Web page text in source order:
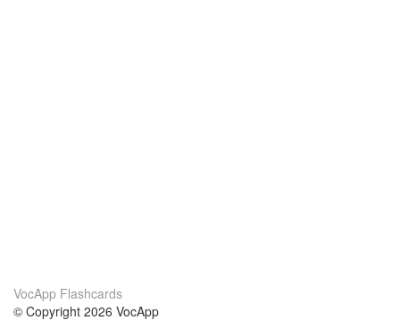
VocApp Flashcards
© Copyright 2026 VocApp